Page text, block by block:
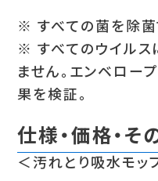
※ すべての菌を除菌
※ すべてのウイルス
ません。エンベロー
果を検証。
仕様・価格・そ
＜汚れとり吸水モッ